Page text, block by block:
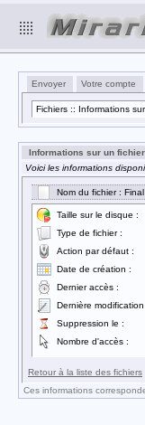
Envoyer Votre compte
Fichiers :: Informations
Informations sur un fichier
Voici les informations
Nom du fichier :
Taille sur le disque :
Type de fichier :
Action par défaut :
Date de création :
Dernier accès :
Dernière modification
Suppression le :
Nombre d'accès :
Retour à la liste des fichiers
Ces informations